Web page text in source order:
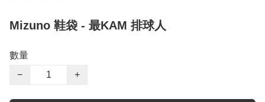
Mizuno 鞋袋 - 最KAM 排球人
數量
−
+